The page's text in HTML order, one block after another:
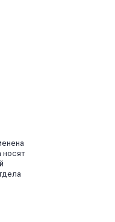
носят